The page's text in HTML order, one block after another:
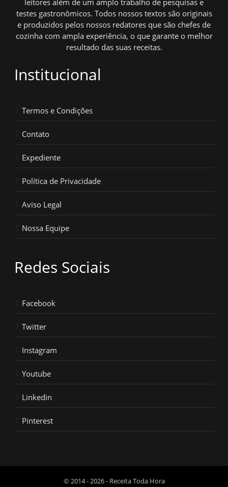
testes gastronômicos. Todos nossos textos são originais
e produzidos pelos nossos redatores que são chefes de
cozinha com ampla experiência, o que garante o melhor
resultado das suas receitas.
Institucional
Termos e Condições
Contato
Expediente
Política de Privacidade
Aviso Legal
Nossa Equipe
Redes Sociais
Facebook
Twitter
Instagram
Youtube
Linkedin
Pinterest
© 2014 - 2026 - Receita Toda Hora